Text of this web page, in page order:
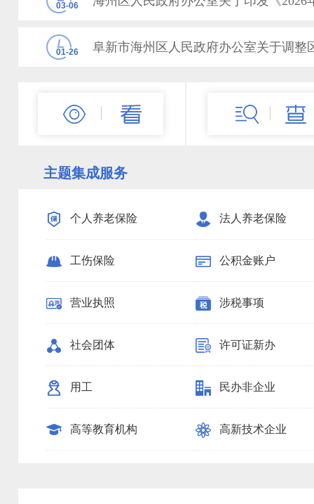
03-06
01-26
主题集成服务
个人养老保险 法人养老保险
工伤保险 公积金账户
营业执照 涉税事项
社会团体 许可证新办
用工 民办非企业
高等教育机构 高新技术企业